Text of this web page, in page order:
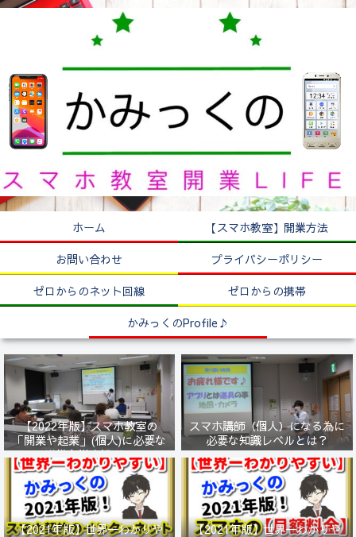
ホーム
【スマホ教室】開業方法
お問い合わせ
プライバシーポリシー
ゼロからのネット回線
ゼロからの携帯
かみっくのProfile♪
【2022年版】スマホ教室の
「開業や起業」(個人)に必要な
準備を徹底解説！
スマホ講師（個人）になる為に
必要な知識レベルとは？
【2021年版】世界一わかりや
【2021年版】世界一わかりや